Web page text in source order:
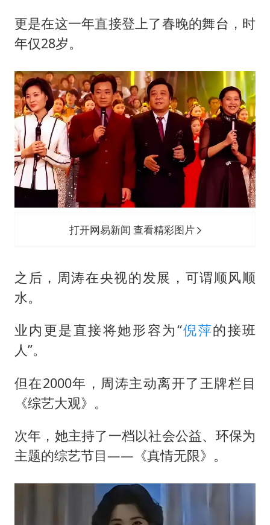
更是在这一年直接登上了春晚的舞台，时
年仅28岁。
打开网易新闻 查看精彩图片
之后，周涛在央视的发展，可谓顺风顺
水。
业内更是直接将她形容为“倪萍的接班
人”。
但在2000年，周涛主动离开了王牌栏目
《综艺大观》。
次年，她主持了一档以社会公益、环保为
主题的综艺节目——《真情无限》。